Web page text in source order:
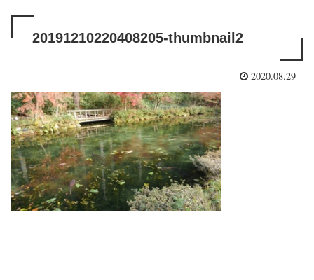
20191210220408205-thumbnail2
2020.08.29